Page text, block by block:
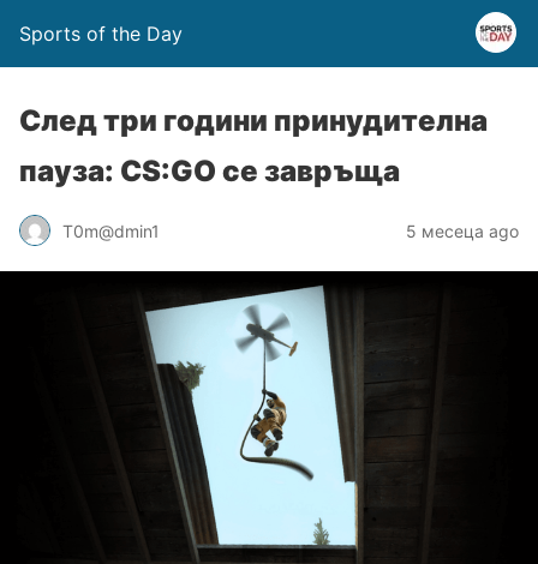
Sports of the Day
След три години принудителна
пауза: CS:GO се завръща
T0m@dmin1 5 месеца ago